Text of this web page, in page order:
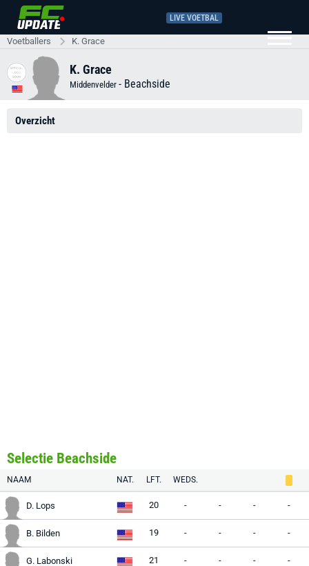
LIVE VOETBAL
Voetballers K. Grace
K. Grace
Middenvelder - Beachside
Overzicht
Selectie Beachside
NAAM NAT. LFT. WEDS.
D. Lops 20 - - - -
B. Bilden 19 - - - -
G. Labonski 21 - - - -